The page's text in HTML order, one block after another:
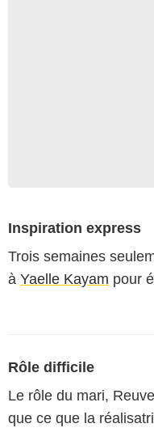
Inspiration express
Trois semaines
à Yaelle Kayam pour
Rôle difficile
Le rôle du mari,
que ce que la